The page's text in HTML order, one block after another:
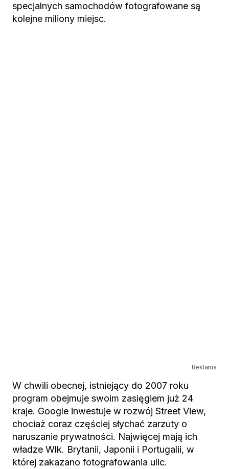
specjalnych samochodów fotografowane są
kolejne miliony miejsc.
Reklama
W chwili obecnej, istniejący do 2007 roku
program obejmuje swoim zasięgiem już 24
kraje. Google inwestuje w rozwój Street View,
chociaż coraz częściej słychać zarzuty o
naruszanie prywatności. Najwięcej mają ich
władze Wlk. Brytanii, Japonii i Portugalii, w
której zakazano fotografowania ulic.